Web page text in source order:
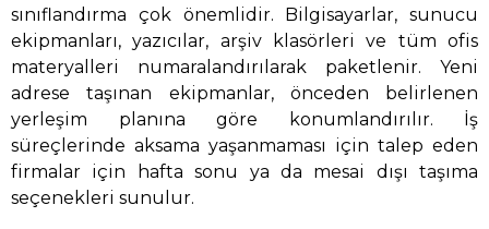
sınıflandırma çok önemlidir. Bilgisayarlar, sunucu
ekipmanları, yazıcılar, arşiv klasörleri ve tüm ofis
materyalleri numaralandırılarak paketlenir. Yeni
adrese taşınan ekipmanlar, önceden belirlenen
yerleşim planına göre konumlandırılır. İş
süreçlerinde aksama yaşanmaması için talep eden
firmalar için hafta sonu ya da mesai dışı taşıma
seçenekleri sunulur.